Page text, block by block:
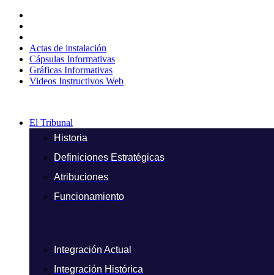
contenido
Actas de instalación
Cápsulas Informativas
Gráficas Informativas
Videos Instructivos Web
El Tribunal
Historia
Definiciones Estratégicas
Atribuciones
Funcionamiento
Integración Actual
Integración Histórica